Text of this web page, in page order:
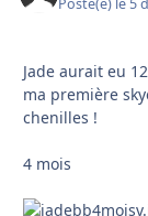
Posté(e) le 5
Jade aurait eu
ma première
chenilles !
4 mois